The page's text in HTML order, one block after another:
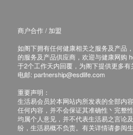
如果客户已完成电话或
需另外收取解析报告费
客户若体检后3个月内
作销毁处理及不会存底
印本 (体检后3个月内
意：複印本报告未必完
客人需自行承担邮寄报
商户合作 / 加盟
如阁下拥有任何健康相关之服务及产品
的服务及产品供应商，欢迎与健康网购
于2个工作天内回覆，为阁下提供更多有
电邮: partnership@esdlife.com
重要声明：
生活易会员於本网站内所发表的全部内
任何内容，并不会保证其准确性丶完整
均属个人意见，并不代表生活易之言论
纷，生活易概不负责。有关详情请参阅生